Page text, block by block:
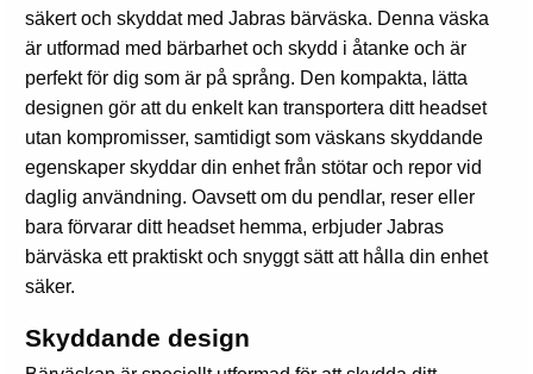
säkert och skyddat med Jabras bärväska. Denna väska
är utformad med bärbarhet och skydd i åtanke och är
perfekt för dig som är på språng. Den kompakta, lätta
designen gör att du enkelt kan transportera ditt headset
utan kompromisser, samtidigt som väskans skyddande
egenskaper skyddar din enhet från stötar och repor vid
daglig användning. Oavsett om du pendlar, reser eller
bara förvarar ditt headset hemma, erbjuder Jabras
bärväska ett praktiskt och snyggt sätt att hålla din enhet
säker.
Skyddande design